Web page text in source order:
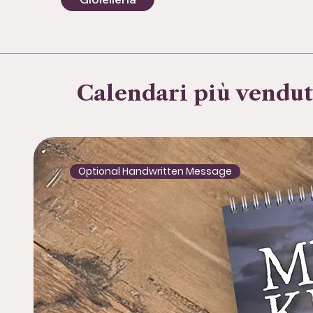
Calendari più
Optional Handwritten Message